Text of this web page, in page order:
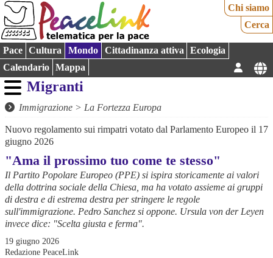
Chi siamo
Cerca
Pace Cultura Mondo Cittadinanza attiva
Ecologia
Calendario
Mappa
Migranti
Immigrazione > La Fortezza Europa
Nuovo regolamento sui rimpatri votato dal Parlamento Europeo il 17
giugno 2026
"Ama il prossimo tuo come te stesso"
Il Partito Popolare Europeo (PPE) si ispira storicamente ai valori
della dottrina sociale della Chiesa, ma ha votato assieme ai gruppi
di destra e di estrema destra per stringere le regole
sull'immigrazione. Pedro Sanchez si oppone. Ursula von der Leyen
invece dice: "Scelta giusta e ferma".
19 giugno 2026
Redazione PeaceLink